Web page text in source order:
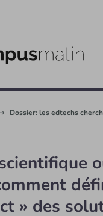
Dossier: les edtechs
» des